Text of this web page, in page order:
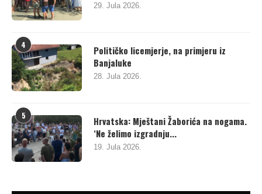
29. Jula 2026.
4
Političko licemjerje, na primjeru iz
Banjaluke
28. Jula 2026.
5
Hrvatska: Mještani Žaborića na nogama.
‘Ne želimo izgradnju...
19. Jula 2026.